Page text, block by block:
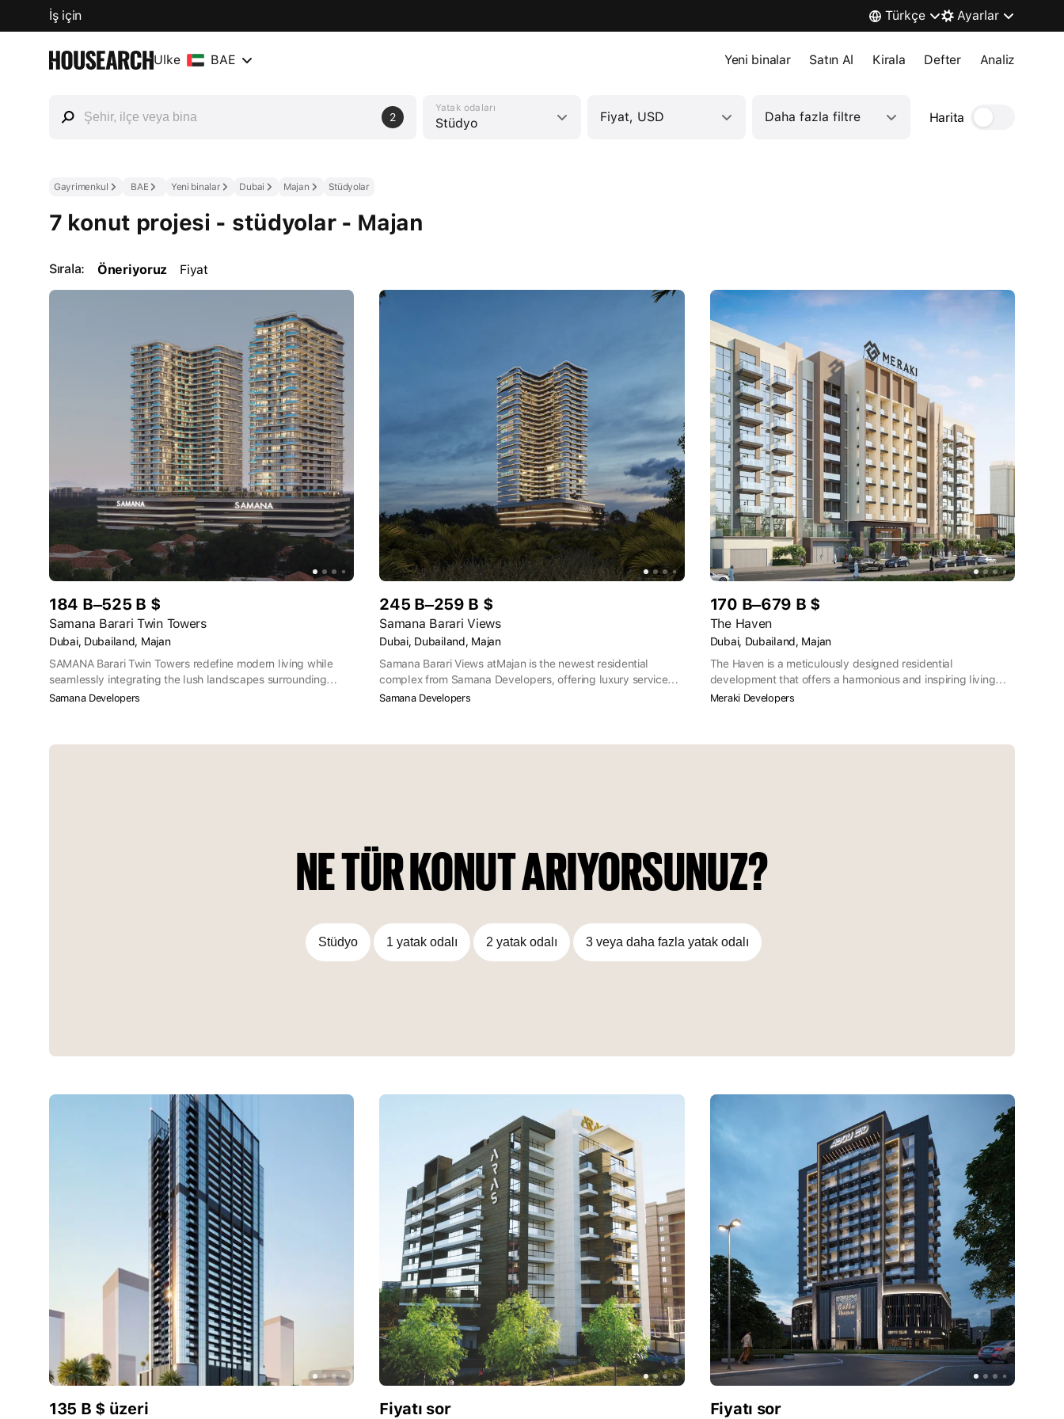
İş için Türkçe Ayarlar
Ülke BAE Yeni binalar Satın Al Kirala Defter Analiz
2
Yatak odaları
Stüdyo Fiyat, USD Daha fazla filtre Harita
Gayrimenkul BAE Yeni binalar Dubai Majan Stüdyolar
7 konut projesi - stüdyolar - Majan
Sırala: Öneriyoruz Fiyat
184 B–525 B $
Samana Barari Twin Towers
Dubai, Dubailand, Majan
SAMANA Barari Twin Towers redefine modern living while
seamlessly integrating the lush landscapes surrounding
them. Each residence is a haven of tranquillity, designed to
Samana Developers
245 B–259 B $
Samana Barari Views
Dubai, Dubailand, Majan
Samana Barari Views atMajan is the newest residential
complex from Samana Developers, offering luxury serviced
apartments. This upscale residential project promises a
Samana Developers
170 B–679 B $
The Haven
Dubai, Dubailand, Majan
The Haven is a meticulously designed residential
development that offers a harmonious and inspiring living
environment for its residents. Adhering to the principles of
emotional well-being.
Meraki Developers
NE TÜR KONUT ARIYORSUNUZ?
Stüdyo 1 yatak odalı 2 yatak odalı 3 veya daha fazla yatak odalı
135 B $ üzeri Fiyatı sor Fiyatı sor